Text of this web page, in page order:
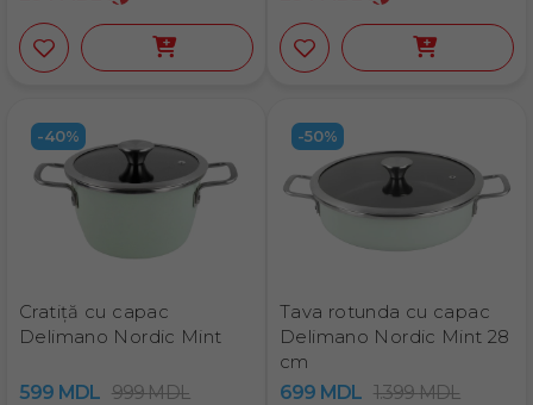
-40%
Cratiță cu capac
Delimano Nordic Mint
599 MDL 999MDL
-50%
Tava rotunda cu capac
Delimano Nordic Mint 28
cm
699 MDL 1.399MDL